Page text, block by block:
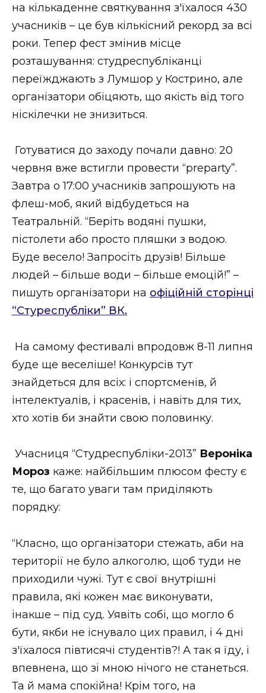
ВІДЕО
на кількаденне святкування з'їхалося 430
учасників – це був кількісний рекорд за всі
роки. Тепер фест змінив місце
розташування: студреспубліканці
переїжджають з Лумшор у Кострино, але
організатори обіцяють, що якість від того
ніскілечки не знизиться.
Готуватися до заходу почали давно: 20
червня вже встигли провести “preparty”.
Завтра о 17:00 учасників запрошують на
флеш-моб, який відбудеться на
Театральній. “Беріть водяні пушки,
пістолети або просто пляшки з водою.
Буде весело! Запросіть друзів! Більше
людей – більше води – більше емоцій!” –
пишуть організатори на офіційній сторінці
“Стуреспубліки” ВК.
На самому фестивалі впродовж 8-11 липня
буде ще веселіше! Конкурсів тут
знайдеться для всіх: і спортсменів, й
інтелектуалів, і красенів, і навіть для тих,
хто хотів би знайти свою половинку.
Учасниця “Студреспубліки-2013” Вероніка
Мороз каже: найбільшим плюсом фесту є
те, що багато уваги там приділяють
порядку:
“Класно, що організатори стежать, аби на
території не було алкоголю, щоб туди не
приходили чужі. Тут є свої внутрішні
правила, які кожен має виконувати,
інакше – під суд. Уявіть собі, що могло б
бути, якби не існувало цих правил, і 4 дні
з'їхалося півтисячі студентів?! А так я їду, і
впевнена, що зі мною нічого не станеться.
Та й мама спокійна! Крім того, на